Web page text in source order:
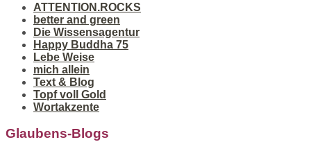
ATTENTION.ROCKS
better and green
Die Wissensagentur
Happy Buddha 75
Lebe Weise
mich allein
Text & Blog
Topf voll Gold
Wortakzente
Glaubens-Blogs